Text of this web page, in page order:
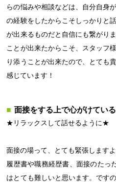
らの悩みや相談などは、自分自身
の経験をしたからこそしっかりと
が出来るものだと自信にも繋がり
ことが出来たからこそ、スタッフ
り添うことが出来たので、とても
感じています！
面接をする上で心がけてい
★リラックスして話せるように★
面接の場って、とても緊張しますよ
履歴書や職務経歴書、面接のたっ
はとても難しいと思います。です